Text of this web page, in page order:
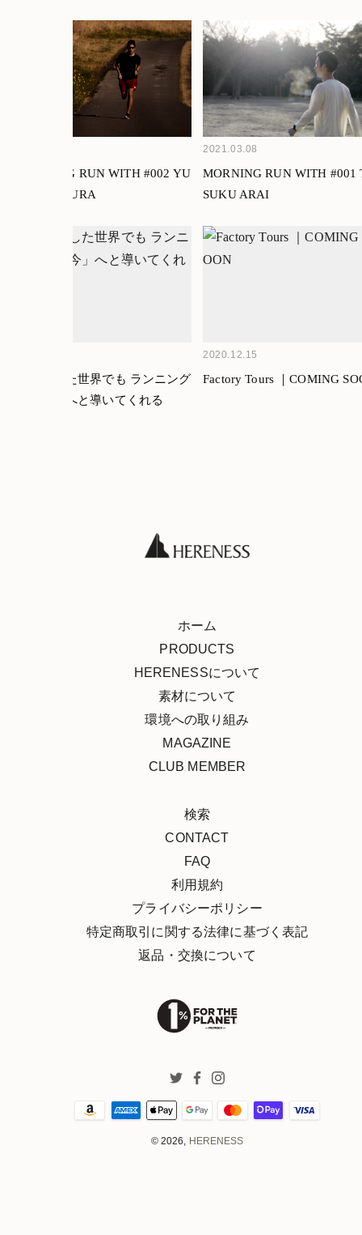
MORNING RUN WITH #002 YU
SUKE OGURA
2021.03.08
MORNING RUN WITH #001
SUKU ARAI
混沌とした世界でも ランニング
が「今」へと導いてくれる
2020.12.15
Factory Tours ｜COMING
ホーム
PRODUCTS
HERENESSについて
素材について
環境への取り組み
MAGAZINE
CLUB MEMBER
検索
CONTACT
FAQ
利用規約
プライバシーポリシー
特定商取引に関する法律に基づく表記
返品・交換について
© 2026, HERENESS